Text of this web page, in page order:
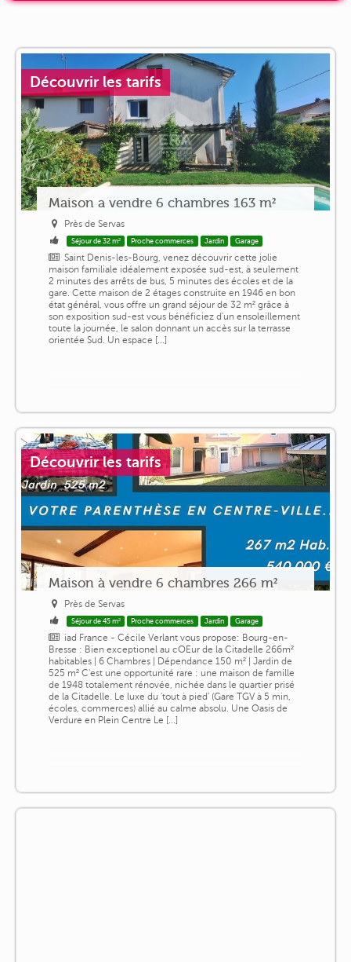
Découvrir les tarifs
Maison a vendre 6 chambres 163 m²
Près de Servas
Séjour de 32 m² Proche commerces Jardin Garage
Saint Denis-les-Bourg, venez découvrir cette jolie
maison familiale idéalement exposée sud-est, à seulement
2 minutes des arrêts de bus, 5 minutes des écoles et de la
gare. Cette maison de 2 étages construite en 1946 en bon
état général, vous offre un grand séjour de 32 m² grâce à
son exposition sud-est vous bénéficiez d'un ensoleillement
toute la journée, le salon donnant un accès sur la terrasse
orientée Sud. Un espace [...]
Découvrir les tarifs
Maison à vendre 6 chambres 266 m²
Près de Servas
Séjour de 45 m² Proche commerces Jardin Garage
iad France - Cécile Verlant vous propose: Bourg-en-
Bresse : Bien exceptionel au cOEur de la Citadelle 266m²
habitables | 6 Chambres | Dépendance 150 m² | Jardin de
525 m² C'est une opportunité rare : une maison de famille
de 1948 totalement rénovée, nichée dans le quartier prisé
de la Citadelle. Le luxe du 'tout à pied' (Gare TGV à 5 min,
écoles, commerces) allié au calme absolu. Une Oasis de
Verdure en Plein Centre Le [...]